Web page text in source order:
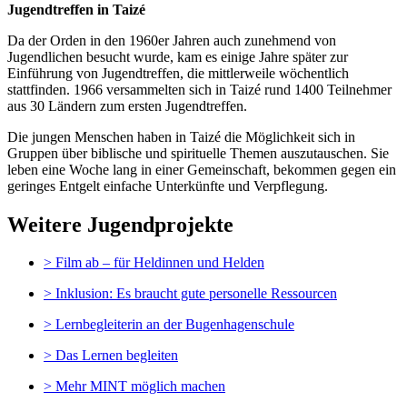
Jugendtreffen in Taizé
Da der Orden in den 1960er Jahren auch zunehmend von
Jugendlichen besucht wurde, kam es einige Jahre später zur
Einführung von Jugendtreffen, die mittlerweile wöchentlich
stattfinden. 1966 versammelten sich in Taizé rund 1400 Teilnehmer
aus 30 Ländern zum ersten Jugendtreffen.
Die jungen Menschen haben in Taizé die Möglichkeit sich in
Gruppen über biblische und spirituelle Themen auszutauschen. Sie
leben eine Woche lang in einer Gemeinschaft, bekommen gegen ein
geringes Entgelt einfache Unterkünfte und Verpflegung.
Weitere Jugendprojekte
> Film ab – für Heldinnen und Helden
> Inklusion: Es braucht gute personelle Ressourcen
> Lernbegleiterin an der Bugenhagenschule
> Das Lernen begleiten
> Mehr MINT möglich machen